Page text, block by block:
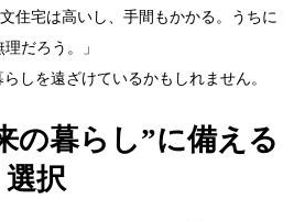
住宅は高いし、手間もかかる。うちに
理だろう。」
しを遠ざけているかもしれません。
の暮らし”に備える
選択